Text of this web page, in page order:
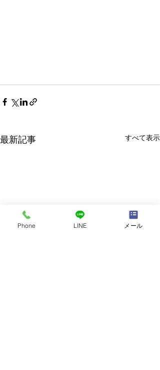
最新記事 すべて表示
Phone LINE メール